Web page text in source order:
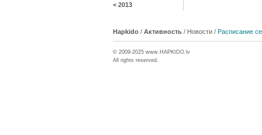
< 2013
Hapkido / Активность / Новости / Расписание
© 2009-2025 www. HAPKIDO.lv
All rights reserved.